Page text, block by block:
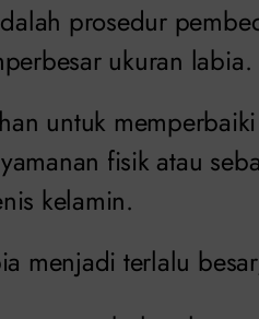
prosedur
ukuran labia.
untuk
fisik atau
kelamin.
menjadi terlalu